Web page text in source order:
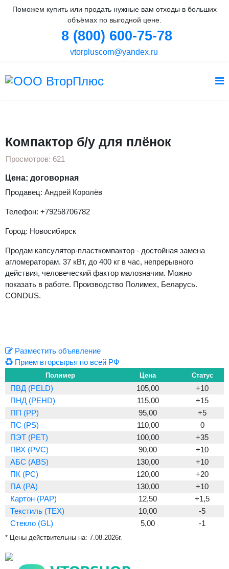
Поможем купить или продать нужные вам отходы в больших
объёмах по выгодной цене.
8 (800) 600-75-78
vtorpluscom@yandex.ru
Компактор б/у для плёнок
Просмотров: 621
Цена: договорная
Продавец: Андрей Королёв
Телефон: +79258706782
Город: Новосибирск
Продам капсулятор-пласткомпактор - достойная замена
агломераторам. 37 кВт, до 400 кг в час, непрерывного
действия, человеческий фактор малозначим. Можно
показать в работе. Производство Полимех, Беларусь.
CONDUS.
Разместить объявление
Прием вторсырья по всей РФ
Полимер Цена Статус
ПВД (PELD) 105,00
+10
ПНД (PEHD)
115,00
+15
ПП (PP)
95,00
+5
ПС (PS)
110,00
0
ПЭТ (PET)
100,00
+35
ПВХ (PVC)
90,00
+10
АБС (ABS)
130,00
+10
ПК (PC)
120,00
+20
ПА (PA)
130,00
+10
Картон (PAP)
12,50
+1,5
Текстиль (TEX)
10,00
-5
Стекло (GL)
5,00 -1
* Цены действительны на: 7.08.2026г.